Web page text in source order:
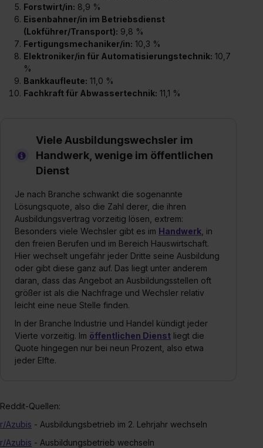
Forstwirt/in: 8,9 %
Eisenbahner/in im Betriebsdienst
(Lokführer/Transport): 9,8 %
Fertigungsmechaniker/in: 10,3 %
Elektroniker/in für Automatisierungstechnik: 10,7
%
Bankkaufleute: 11,0 %
Fachkraft für Abwassertechnik: 11,1 %
Viele Ausbildungswechsler im
Handwerk, wenige im öffentlichen
Dienst
Je nach Branche schwankt die sogenannte
Lösungsquote, also die Zahl derer, die ihren
Ausbildungsvertrag vorzeitig lösen, extrem:
Besonders viele Wechsler gibt es im Handwerk , in
den freien Berufen und im Bereich Hauswirtschaft.
Hier wechselt ungefähr jeder Dritte seine Ausbildung
oder gibt diese ganz auf. Das liegt unter anderem
daran, dass das Angebot an Ausbildungsstellen oft
größer ist als die Nachfrage und Wechsler relativ
leicht eine neue Stelle finden.
In der Branche Industrie und Handel kündigt jeder
Vierte vorzeitig. Im öffentlichen Dienst liegt die
Quote hingegen nur bei neun Prozent, also etwa
jeder Elfte.
Reddit-Quellen:
r/Azubis - Ausbildungsbetrieb im 2. Lehrjahr wechseln
r/Azubis - Ausbildungsbetrieb wechseln